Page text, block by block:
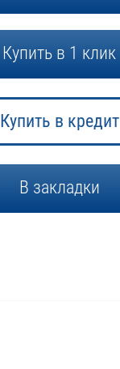
Купить в 1 клик
Купить в кредит
В закладки